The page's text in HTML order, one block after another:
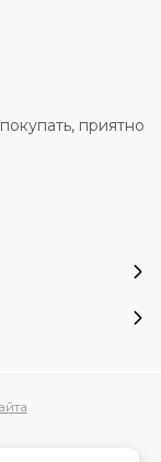
приятно